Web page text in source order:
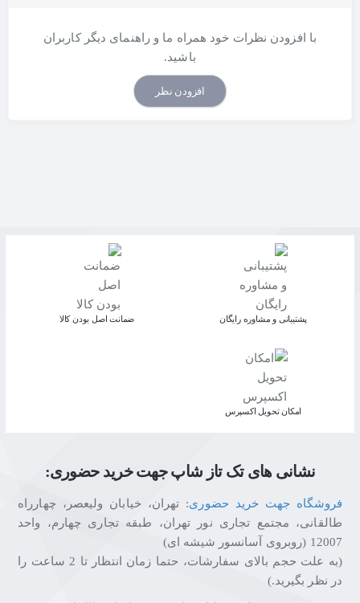
با افزودن نظرات خود همراه ما و راهنمای دیگر کاربران
باشید.
افزودن نظر
پشتیبانی و مشاوره رایگان ﺿﻤﺎﻧﺖ اﺻﻞ ﺑﻮدن ﮐﺎﻟﺎ
اﻣﮑﺎن ﺗﺤﻮﯾﻞ اﮐﺴﭙﺮس
نشانی های تک تاز شاپ جهت خرید حضوری:
فروشگاه جهت خرید حضوری: تهران، خیابان ولیعصر، چهارراه
طالقانی، مجتمع تجاری نور تهران، طبقه تجاری چهارم، واحد
12007 (روبروی آسانسور شیشه ای)
(به علت حجم بالای سفارشات، حتما زمان انتظار تا 2 ساعت را
در نظر بگیرید.)